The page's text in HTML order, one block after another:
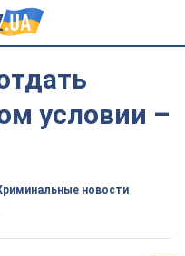
условии –
новости